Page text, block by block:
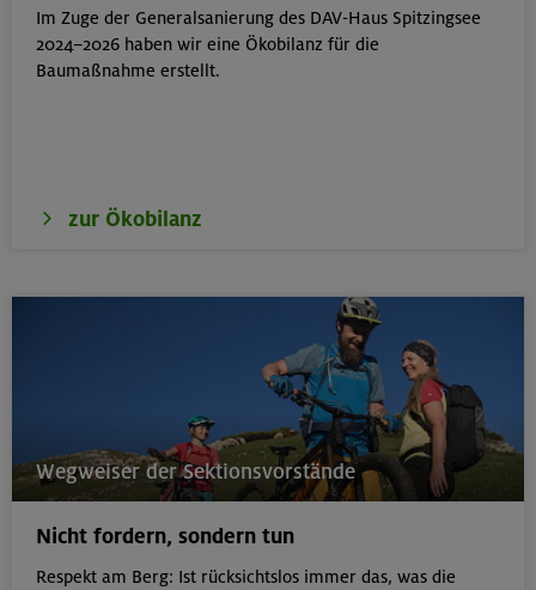
Hohe Gipfel in der wilden Texelgruppe
21.-23.08.26
Familienfreizeit: Hüttenübernachtung mit Kindern
von 6-9 J.
Im Zuge der Generalsanierung des DAV-Haus Spitzingsee
2024–2026 haben wir eine Ökobilanz für die
Baumaßnahme erstellt.
zur Ökobilanz
Wegweiser der Sektionsvorstände
Nicht fordern, sondern tun
Respekt am Berg: Ist rücksichtslos immer das, was die